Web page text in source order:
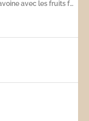
Porridge aux flocons d’avoine avec les fruits frais